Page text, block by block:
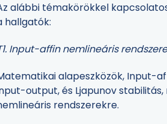
alábbi témakörökkel
hallgatók:
Input-affin nemlineáris
alapeszközök, Input-
output, és Ljapunov
rendszerekre.